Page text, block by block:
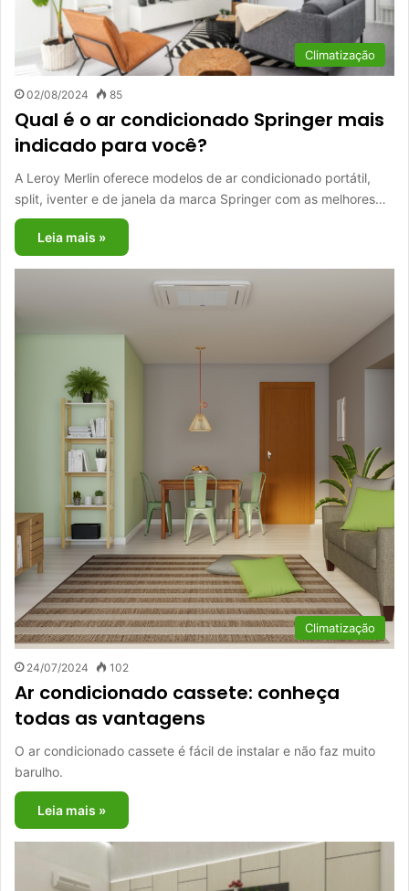
Climatização
02/08/2024 85
Qual é o ar condicionado Springer mais
indicado para você?
A Leroy Merlin oferece modelos de ar condicionado portátil,
split, iventer e de janela da marca Springer com as melhores…
Leia mais »
Climatização
24/07/2024 102
Ar condicionado cassete: conheça
todas as vantagens
O ar condicionado cassete é fácil de instalar e não faz muito
barulho.
Leia mais »